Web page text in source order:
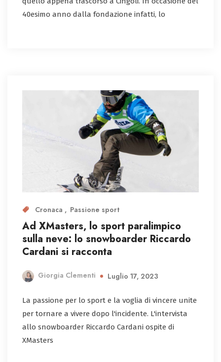
40esimo anno dalla fondazione infatti, lo
Cronaca Passione sport
Ad XMasters, lo sport paralimpico
sulla neve: lo snowboarder Riccardo
Cardani si racconta
Giorgia Clementi Luglio 17, 2023
La passione per lo sport e la voglia di vincere unite
per tornare a vivere dopo l'incidente. L'intervista
allo snowboarder Riccardo Cardani ospite di
XMasters